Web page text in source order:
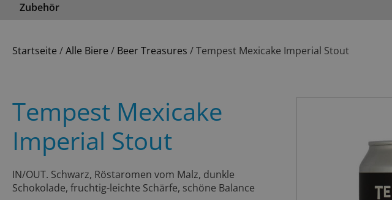
Zubehör
Startseite /Alle Biere / Beer Treasures / Tempest Mexicake Imperial Stout
Tempest Mexicake
Imperial Stout
IN/OUT. Schwarz, Röstaromen vom Malz, dunkle
Schokolade, fruchtig-leichte Schärfe, schöne Balance